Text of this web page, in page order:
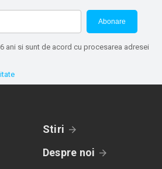
Abonare
ani si sunt de acord cu procesarea adresei
Stiri
Despre noi